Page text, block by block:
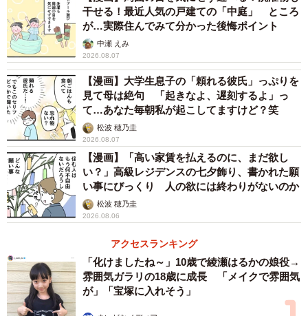
を融通してもらいました。27歳までずっと月2万円の返済が
続き、口座残高が1桁になる日も。完済したときは本当に嬉
しかったですね（30代女性）
・授業料の振込期限ギリギリにバイト代をかき集めて振り
込んだことが何度もありました。本当は、おもいきり学業
に専念したかったのですが…（40代男性）
・学費と生活費で手いっぱい。アルバイトと学業の両立は
本当にしんどかったです。就活中もスーツ代が捻出でき
ず、親戚のお下がりを着ました（20代女性）
ざ結婚、という時に彼女に甲斐性なしと言われてしまいま
した…（30代男性）
◇ ◇
干せる！最近人気の戸建ての「中庭」 ところ
が…実際住んでみて分かった後悔ポイント
中瀬 えみ
2026.08.07
【漫画】大学生息子の「頼れる彼氏」っぷりを
見て母は絶句 「起きなよ、遅刻するよ」っ
て…あなた毎朝私が起こしてますけど？笑
松波 穂乃圭
2026.08.07
【漫画】「高い家賃を払えるのに、まだ欲し
い？」高級レジデンスの七夕飾り、書かれた願
い事にびっくり 人の欲には終わりがないのか
松波 穂乃圭
2026.08.06
アクセスランキング
「化けましたね～」10歳で綾瀬はるかの娘役→
雰囲気ガラリの18歳に成長 「メイクで雰囲気
が」「宝塚に入れそう」